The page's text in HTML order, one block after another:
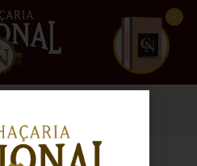
www.cachacarianacional.com.br
CUIDADO FRÁGIL